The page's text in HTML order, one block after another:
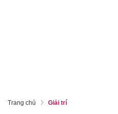
Trang chủ Giải trí